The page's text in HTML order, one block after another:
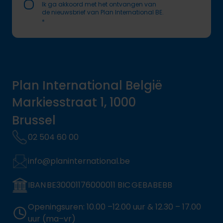
Ik ga akkoord met het ontvangen van
de nieuwsbrief van Plan International BE.
*
Plan International België
Markiesstraat 1, 1000
Brussel
02 504 60 00
info@planinternational.be
IBAN BE30001176000011 BIC GEBABEBB
Openingsuren: 10.00 –12.00 uur & 12.30 – 17.00
uur (ma–vr)